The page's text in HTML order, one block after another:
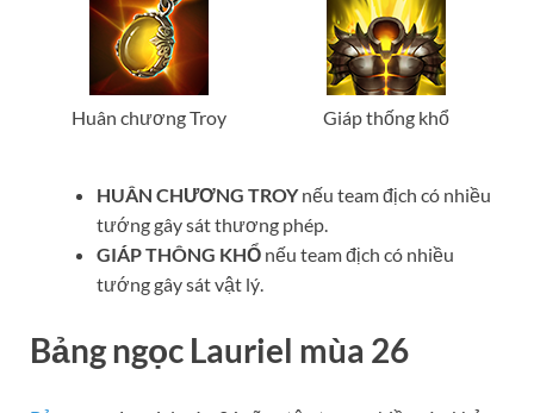
Huân chương Troy Giáp thống khổ
HUÂN CHƯƠNG TROYnếu team địch có nhiều
tướng gây sát thương phép.
GIÁP THÔNG KHỔ nếu team địch có nhiều
tướng gây sát vật lý.
Bảng ngọc Lauriel mùa 26